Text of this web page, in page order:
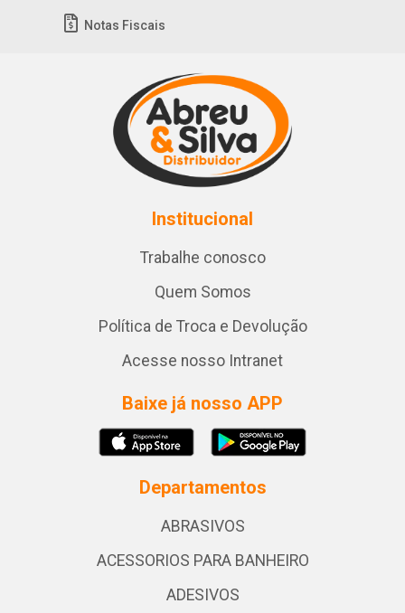
Notas Fiscais
Institucional
Trabalhe conosco
Quem Somos
Política de Troca e Devolução
Acesse nosso Intranet
Baixe já nosso APP
Departamentos
ABRASIVOS
ACESSORIOS PARA BANHEIRO
ADESIVOS